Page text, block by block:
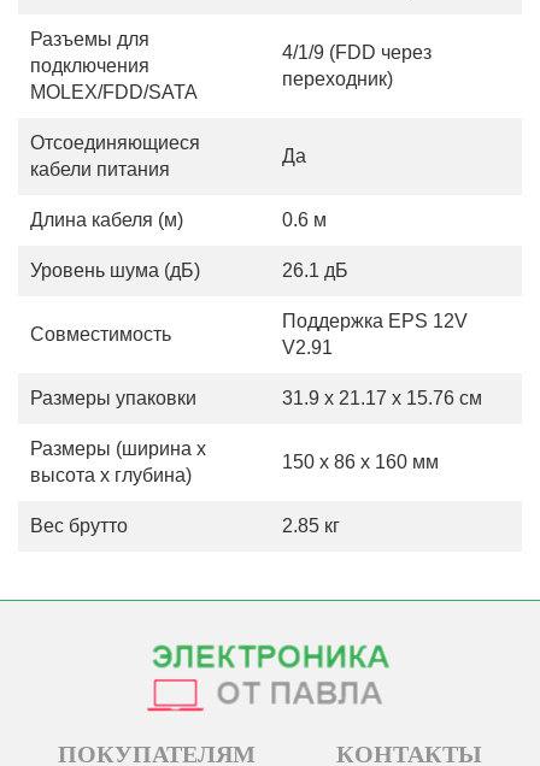
Разъемы для
подключения
MOLEX/FDD/SATA
4/1/9 (FDD через
переходник)
Отсоединяющиеся
кабели питания
Да
Длина кабеля (м) 0.6 м
Уровень шума (дБ) 26.1 дБ
Совместимость
Поддержка EPS 12V
V2.91
Размеры упаковки 31.9 x 21.17 x 15.76 см
Размеры (ширина х
высота х глубина)
150 x 86 x 160 мм
Вес брутто 2.85 кг
ПОКУПАТЕЛЯМ КОНТАКТЫ